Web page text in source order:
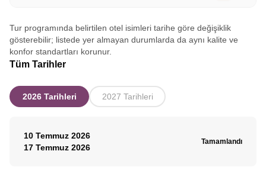
Tur programında belirtilen otel isimleri tarihe göre değişiklik
gösterebilir; listede yer almayan durumlarda da aynı kalite ve
konfor standartları korunur.
Tüm Tarihler
2026 Tarihleri 2027 Tarihleri
10 Temmuz 2026
17 Temmuz 2026
Tamamlandı